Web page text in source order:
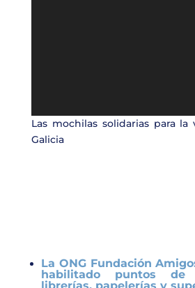
Las mochilas solidarias para
Galicia
La ONG Fundación
habilitado puntos de